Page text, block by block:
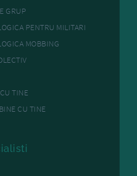
GRUP
PENTRU MILITARI
MOBBING
TINE
CU TINE